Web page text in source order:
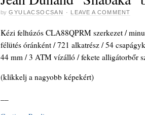
by GYULACSOCSAN · LEAVE A COMMENT
Kézi felhúzós CLA88QPRM szerkezet /
félütés óránként / 721 alkatrész / 54
44 mm / 3 ATM vízálló / fekete alligátorbőr
(klikkelj a nagyobb képekért)